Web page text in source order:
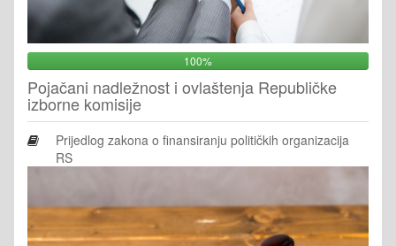
100%
Pojačani nadležnost i ovlaštenja Republičke
izborne komisije
Prijedlog zakona o finansiranju političkih organizacija
RS